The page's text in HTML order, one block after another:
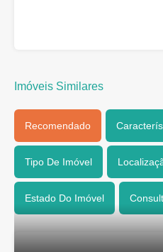
Imóveis Similares
Recomendado
Tipo De Imóvel
Estado Do Imóvel